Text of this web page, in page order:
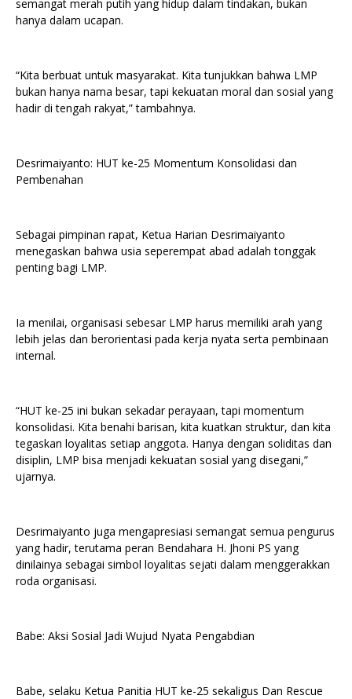
semangat merah putih yang hidup dalam tindakan, bukan
hanya dalam ucapan.
“Kita berbuat untuk masyarakat. Kita tunjukkan bahwa LMP
bukan hanya nama besar, tapi kekuatan moral dan sosial yang
hadir di tengah rakyat,” tambahnya.
Desrimaiyanto: HUT ke-25 Momentum Konsolidasi dan
Pembenahan
Sebagai pimpinan rapat, Ketua Harian Desrimaiyanto
menegaskan bahwa usia seperempat abad adalah tonggak
penting bagi LMP.
Ia menilai, organisasi sebesar LMP harus memiliki arah yang
lebih jelas dan berorientasi pada kerja nyata serta pembinaan
internal.
“HUT ke-25 ini bukan sekadar perayaan, tapi momentum
konsolidasi. Kita benahi barisan, kita kuatkan struktur, dan kita
tegaskan loyalitas setiap anggota. Hanya dengan soliditas dan
disiplin, LMP bisa menjadi kekuatan sosial yang disegani,”
ujarnya.
Desrimaiyanto juga mengapresiasi semangat semua pengurus
yang hadir, terutama peran Bendahara H. Jhoni PS yang
dinilainya sebagai simbol loyalitas sejati dalam menggerakkan
roda organisasi.
Babe: Aksi Sosial Jadi Wujud Nyata Pengabdian
Babe, selaku Ketua Panitia HUT ke-25 sekaligus Dan Rescue